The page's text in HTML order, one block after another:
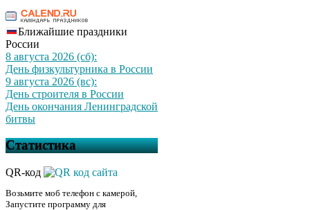
Ближайшие праздники
России
8 августа 2026 (сб):
День физкультурника в России
9 августа 2026 (вс):
День строителя в России
День окончания Ленинградской
битвы
Статистика
QR-код
Возьмите моб телефон с камерой,
Запустите программу для